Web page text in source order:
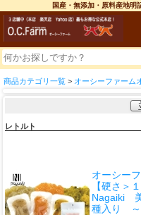
国産・無添加・原料産地明
商品カテゴリ一覧 > オーシーファーム
レトルト
オーシー
【硬さ＞
Nagaiki
種入り ～